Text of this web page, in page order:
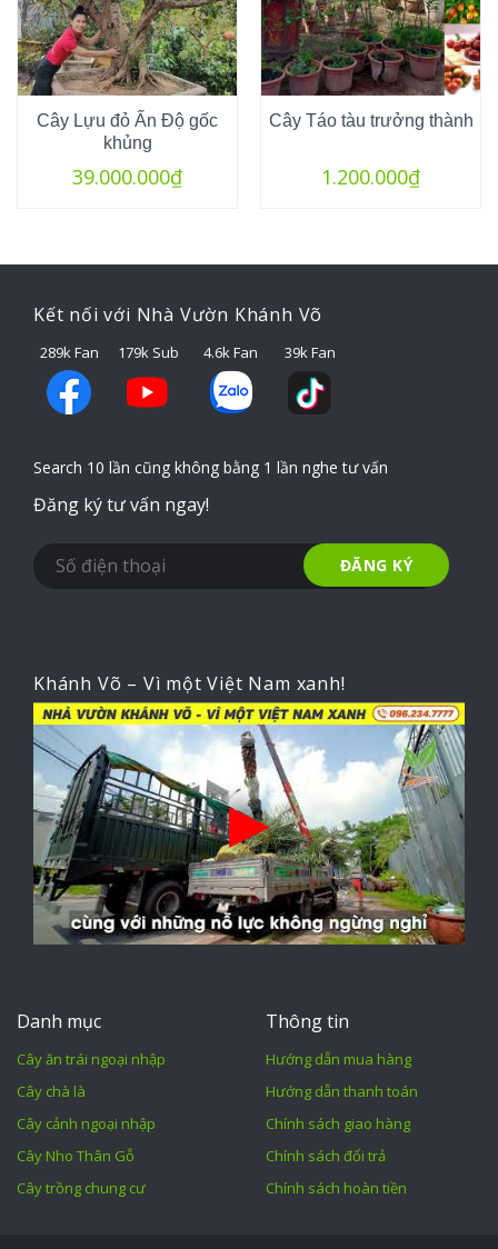
Cây Lựu đỏ Ấn Độ gốc
khủng
39.000.000₫
Cây Táo tàu trưởng thành
1.200.000₫
Kết nối với Nhà Vườn Khánh Võ
289k Fan 179k Sub 4.6k Fan 39k Fan
Search 10 lần cũng không bằng 1 lần nghe tư vấn
Đăng ký tư vấn ngay!
Khánh Võ – Vì một Việt Nam xanh!
Danh mục
Cây ăn trái ngoại nhập
Cây chà là
Cây cảnh ngoại nhập
Cây Nho Thân Gỗ
Cây trồng chung cư
Thông tin
Hướng dẫn mua hàng
Hướng dẫn thanh toán
Chính sách giao hàng
Chính sách đổi trả
Chính sách hoàn tiền